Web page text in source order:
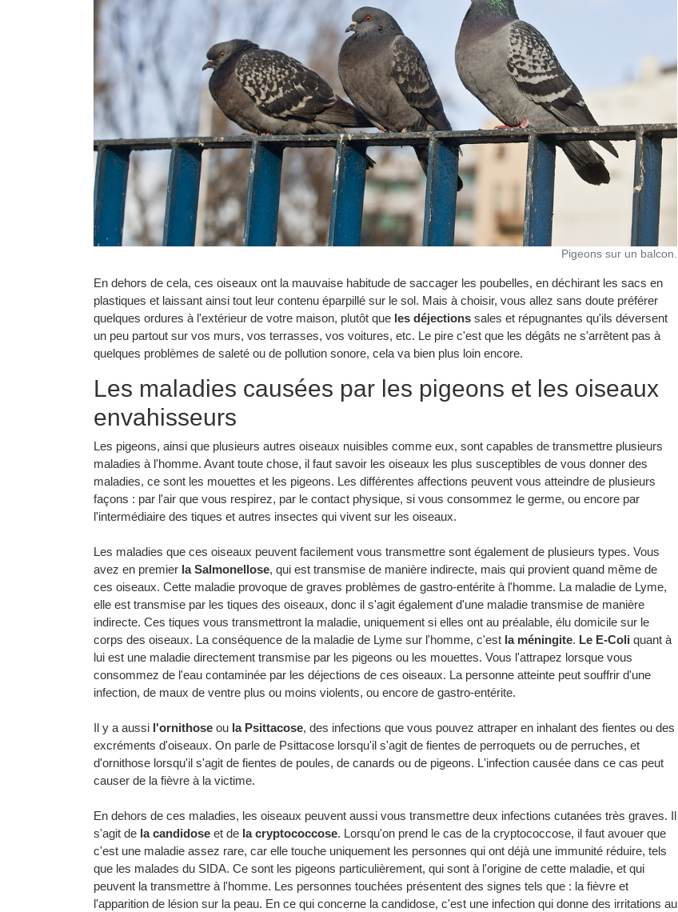
Pigeons sur un balcon.
En dehors de cela, ces oiseaux ont la mauvaise habitude de saccager les poubelles, en déchirant les sacs en
plastiques et laissant ainsi tout leur contenu éparpillé sur le sol. Mais à choisir, vous allez sans doute préférer
quelques ordures à l'extérieur de votre maison, plutôt que les déjections sales et répugnantes qu'ils déversent
un peu partout sur vos murs, vos terrasses, vos voitures, etc. Le pire c'est que les dégâts ne s'arrêtent pas à
quelques problèmes de saleté ou de pollution sonore, cela va bien plus loin encore.
Les maladies causées par les pigeons et les oiseaux
envahisseurs
Les pigeons, ainsi que plusieurs autres oiseaux nuisibles comme eux, sont capables de transmettre plusieurs
maladies à l'homme. Avant toute chose, il faut savoir les oiseaux les plus susceptibles de vous donner des
maladies, ce sont les mouettes et les pigeons. Les différentes affections peuvent vous atteindre de plusieurs
façons : par l'air que vous respirez, par le contact physique, si vous consommez le germe, ou encore par
l'intermédiaire des tiques et autres insectes qui vivent sur les oiseaux.
Les maladies que ces oiseaux peuvent facilement vous transmettre sont également de plusieurs types. Vous
avez en premier la Salmonellose, qui est transmise de manière indirecte, mais qui provient quand même de
ces oiseaux. Cette maladie provoque de graves problèmes de gastro-entérite à l'homme. La maladie de Lyme,
elle est transmise par les tiques des oiseaux, donc il s'agit également d'une maladie transmise de manière
indirecte. Ces tiques vous transmettront la maladie, uniquement si elles ont au préalable, élu domicile sur le
corps des oiseaux. La conséquence de la maladie de Lyme sur l'homme, c'est la méningite. Le E-Coli quant à
lui est une maladie directement transmise par les pigeons ou les mouettes. Vous l'attrapez lorsque vous
consommez de l'eau contaminée par les déjections de ces oiseaux. La personne atteinte peut souffrir d'une
infection, de maux de ventre plus ou moins violents, ou encore de gastro-entérite.
Il y a aussi l'ornithose ou la Psittacose, des infections que vous pouvez attraper en inhalant des fientes ou des
excréments d'oiseaux. On parle de Psittacose lorsqu'il s'agit de fientes de perroquets ou de perruches, et
d'ornithose lorsqu'il s'agit de fientes de poules, de canards ou de pigeons. L'infection causée dans ce cas peut
causer de la fièvre à la victime.
En dehors de ces maladies, les oiseaux peuvent aussi vous transmettre deux infections cutanées très graves. Il
s'agit de la candidose et de la cryptococcose. Lorsqu'on prend le cas de la cryptococcose, il faut avouer que
c'est une maladie assez rare, car elle touche uniquement les personnes qui ont déjà une immunité réduire, tels
que les malades du SIDA. Ce sont les pigeons particulièrement, qui sont à l'origine de cette maladie, et qui
peuvent la transmettre à l'homme. Les personnes touchées présentent des signes tels que : la fièvre et
l'apparition de lésion sur la peau. En ce qui concerne la candidose, c'est une infection qui donne des irritations au